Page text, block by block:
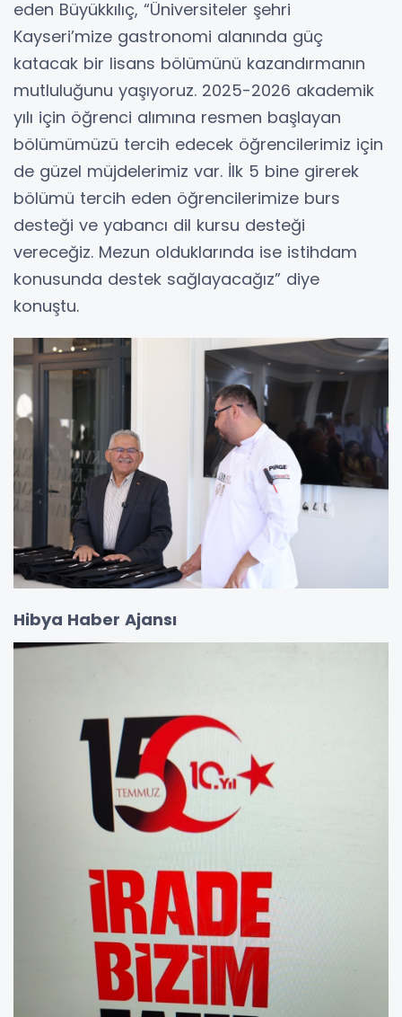
eden Büyükkılıç, “Üniversiteler şehri
Kayseri’mize gastronomi alanında güç
katacak bir lisans bölümünü kazandırmanın
mutluluğunu yaşıyoruz. 2025-2026 akademik
yılı için öğrenci alımına resmen başlayan
bölümümüzü tercih edecek öğrencilerimiz için
de güzel müjdelerimiz var. İlk 5 bine girerek
bölümü tercih eden öğrencilerimize burs
desteği ve yabancı dil kursu desteği
vereceğiz. Mezun olduklarında ise istihdam
konusunda destek sağlayacağız” diye
konuştu.
Hibya Haber Ajansı